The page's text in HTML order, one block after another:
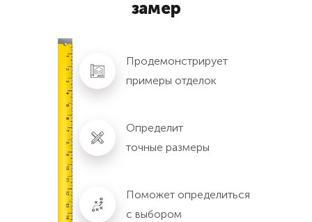
замер
Продемонстрирует
примеры отделок
Определит
точные размеры
Поможет определиться
с выбором